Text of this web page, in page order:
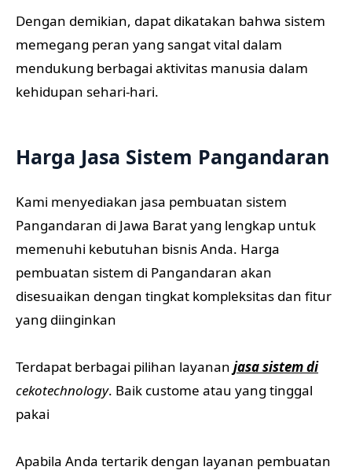
Dengan demikian, dapat dikatakan bahwa sistem
memegang peran yang sangat vital dalam
mendukung berbagai aktivitas manusia dalam
kehidupan sehari-hari.
Harga Jasa Sistem Pangandaran
Kami menyediakan jasa pembuatan sistem
Pangandaran di Jawa Barat yang lengkap untuk
memenuhi kebutuhan bisnis Anda. Harga
pembuatan sistem di Pangandaran akan
disesuaikan dengan tingkat kompleksitas dan fitur
yang diinginkan
Terdapat berbagai pilihan layanan jasa sistem di
cekotechnology. Baik custome atau yang tinggal
pakai
Apabila Anda tertarik dengan layanan pembuatan